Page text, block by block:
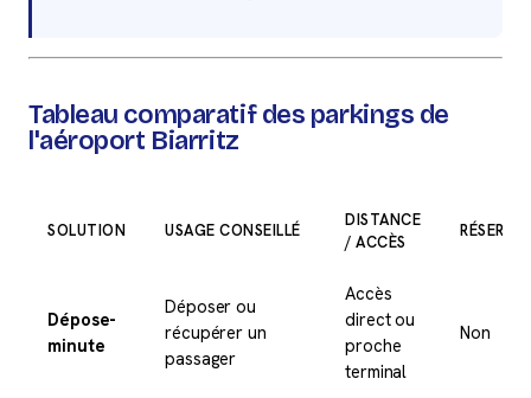
Tableau comparatif des parkings de
l'aéroport Biarritz
SOLUTION USAGE CONSEILLÉ
DISTANCE
/ ACCÈS
Dépose-
minute
Déposer ou
récupérer un
passager
Accès
direct ou
proche
terminal
Non